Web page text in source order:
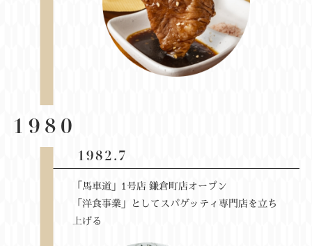
1980
1982.7
「馬車道」1号店 鎌倉町店オープン
「洋食事業」としてスパゲッティ専門店を立ち
上げる